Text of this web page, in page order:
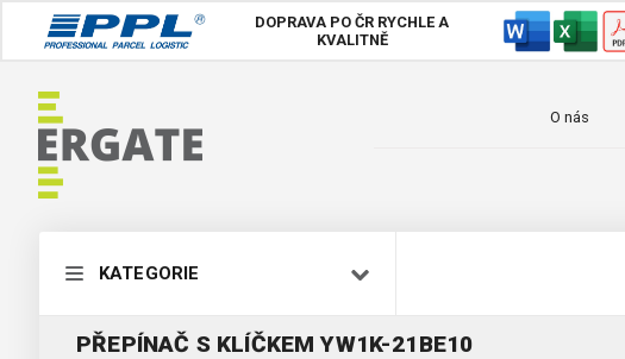
DOPRAVA PO ČR RYCHLE A
KVALITNĚ
O nás
KATEGORIE
PŘEPÍNAČ S KLÍČKEM YW1K-21BE10